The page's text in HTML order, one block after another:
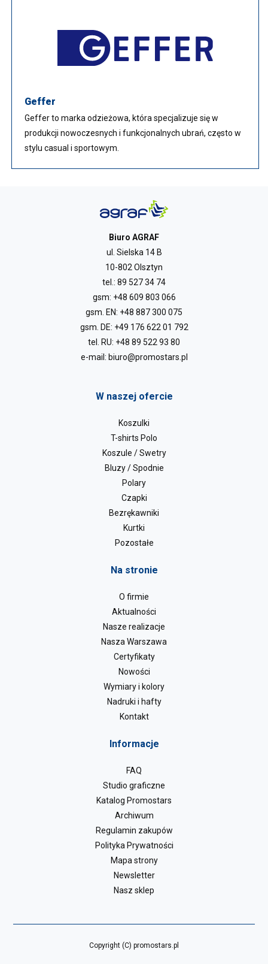
Geffer
Geffer to marka odzieżowa, która specjalizuje się w
produkcji nowoczesnych i funkcjonalnych ubrań, często w
stylu casual i sportowym.
Biuro AGRAF
ul. Sielska 14 B
10-802 Olsztyn
tel.: 89 527 34 74
gsm: +48 609 803 066
gsm. EN: +48 887 300 075
gsm. DE: +49 176 622 01 792
tel. RU: +48 89 522 93 80
e-mail: biuro@promostars.pl
W naszej ofercie
Koszulki
T-shirts Polo
Koszule / Swetry
Bluzy / Spodnie
Polary
Czapki
Bezrękawniki
Kurtki
Pozostałe
Na stronie
O firmie
Aktualności
Nasze realizacje
Nasza Warszawa
Certyfikaty
Nowości
Wymiary i kolory
Nadruki i hafty
Kontakt
Informacje
FAQ
Studio graficzne
Katalog Promostars
Archiwum
Regulamin zakupów
Polityka Prywatności
Mapa strony
Newsletter
Nasz sklep
Copyright (C) promostars.pl